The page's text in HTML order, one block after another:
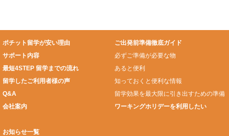
ポチット留学が安い理由
サポート内容
最短4STEP 留学までの流れ
留学したご利用者様の声
Q&A
会社案内
ご出発前準備徹底ガイド
必ずご準備が必要な物
あると便利
知っておくと便利な情報
留学効果を最大限に引き出すための準備
ワーキングホリデーを利用したい
お知らせ一覧